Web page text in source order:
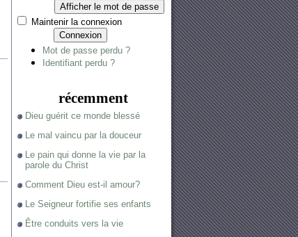
Afficher le mot de passe
Maintenir la connexion
Connexion
Mot de passe perdu ?
Identifiant perdu ?
récemment
Dieu guérit ce monde blessé
Le mal vaincu par la douceur
Le pain qui donne la vie par la
parole du Christ
Comment Dieu est-il amour?
Le Seigneur fortifie ses enfants
Être conduits vers la vie